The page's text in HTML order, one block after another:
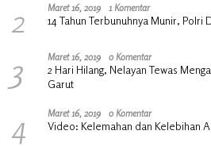
2 Maret 16, 2019 1 Komentar
14 Tahun Terbunuhnya Munir, Polri
3 Maret 16, 2019 0 Komentar
2 Hari Hilang, Nelayan Tewas
Garut
4 Maret 16, 2019 0 Komentar
Video: Kelemahan dan Kelebihan